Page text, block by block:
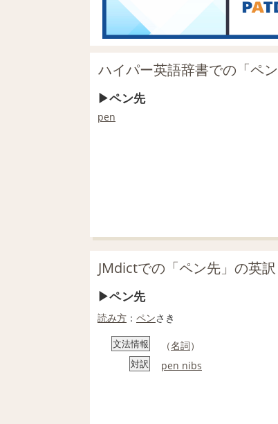
ハイパー英語辞書での「ペ
ペン先
pen
JMdictでの「ペン先」の英訳
ペン先
読み方 ： ペンさき
文法情報 （名詞）
対訳 pen nibs